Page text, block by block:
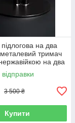
підлогова на два
тримач
на два
3 500 ₴
Купити